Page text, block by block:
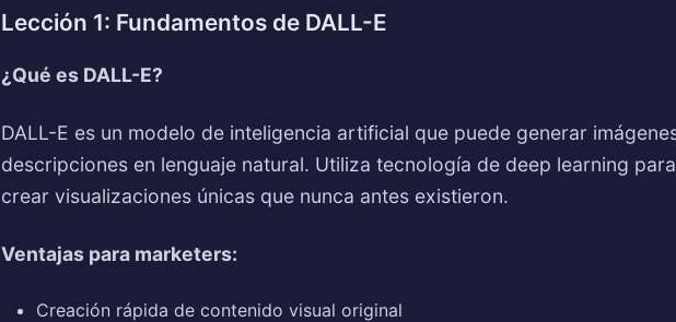
Lección 1: Fundamentos de DALL-E
¿Qué es DALL-E?
DALL-E es un modelo de inteligencia artificial que puede generar
descripciones en lenguaje natural. Utiliza tecnología de deep learning
crear visualizaciones únicas que nunca antes existieron.
Ventajas para marketers:
Creación rápida de contenido visual original